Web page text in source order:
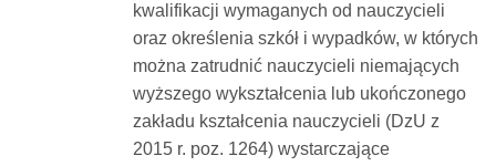
kwalifikacji wymaganych od nauczycieli
oraz określenia szkół i wypadków, w których
można zatrudnić nauczycieli niemających
wyższego wykształcenia lub ukończonego
zakładu kształcenia nauczycieli (DzU z
2015 r. poz. 1264) wystarczające